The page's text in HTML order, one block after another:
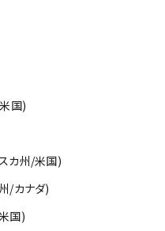
国)
カ州/米国)
/カナダ)
国)